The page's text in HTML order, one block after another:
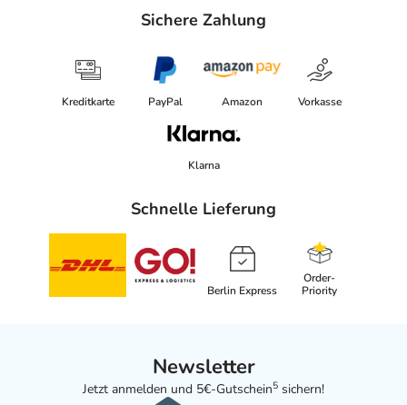
Sichere Zahlung
Kreditkarte PayPal Amazon Vorkasse
Klarna
Schnelle Lieferung
Berlin Express
Order-
Priority
Newsletter
Jetzt anmelden und 5€-Gutschein5 sichern!